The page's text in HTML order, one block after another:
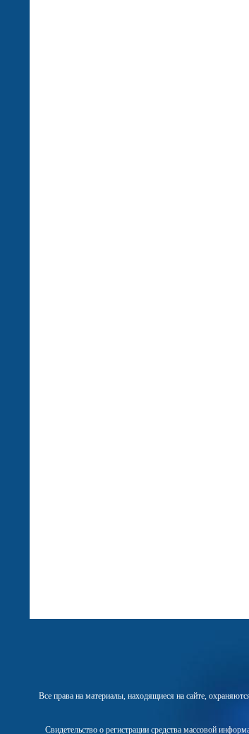
Все права на материалы, находящиеся на сайте,
Свидетельство о регистрации средства массовой